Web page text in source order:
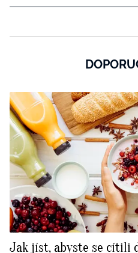
Jak jíst, abyste se cítili